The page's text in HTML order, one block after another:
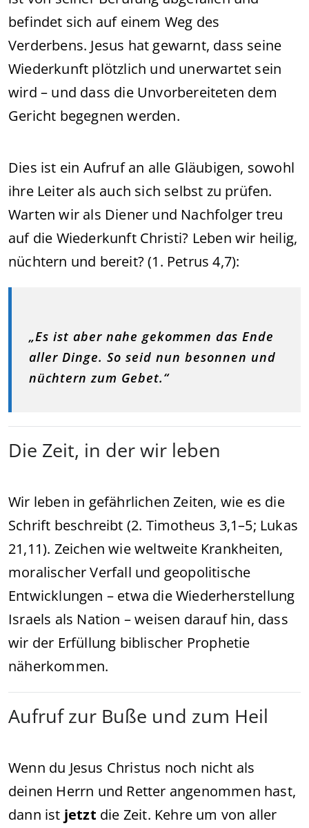
befindet sich auf einem Weg des
Verderbens. Jesus hat gewarnt, dass seine
Wiederkunft plötzlich und unerwartet sein
wird – und dass die Unvorbereiteten dem
Gericht begegnen werden.
Dies ist ein Aufruf an alle Gläubigen, sowohl
ihre Leiter als auch sich selbst zu prüfen.
Warten wir als Diener und Nachfolger treu
auf die Wiederkunft Christi? Leben wir heilig,
nüchtern und bereit? (1. Petrus 4,7):
„Es ist aber nahe gekommen das Ende
aller Dinge. So seid nun besonnen und
nüchtern zum Gebet.“
Die Zeit, in der wir leben
Wir leben in gefährlichen Zeiten, wie es die
Schrift beschreibt (2. Timotheus 3,1–5; Lukas
21,11). Zeichen wie weltweite Krankheiten,
moralischer Verfall und geopolitische
Entwicklungen – etwa die Wiederherstellung
Israels als Nation – weisen darauf hin, dass
wir der Erfüllung biblischer Prophetie
näherkommen.
Aufruf zur Buße und zum Heil
Wenn du Jesus Christus noch nicht als
deinen Herrn und Retter angenommen hast,
dann ist jetzt die Zeit. Kehre um von aller